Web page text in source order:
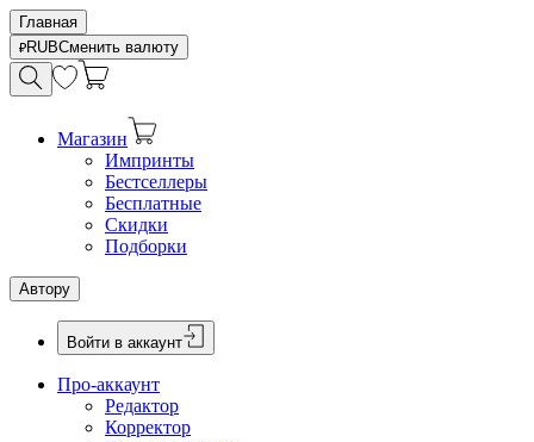
Главная
RUBСменить валюту
Магазин
Импринты
Бестселлеры
Бесплатные
Скидки
Подборки
Автору
Войти в аккаунт
Про-аккаунт
Редактор
Корректор